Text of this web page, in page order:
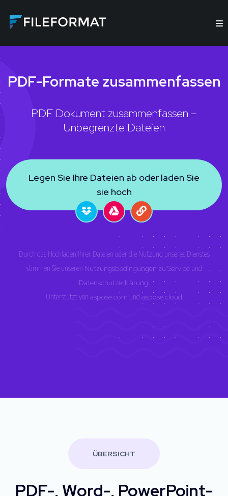
PDF-Formate zusammenfassen
PDF Dokument zusammenfassen –
Unbegrenzte Dateien
Legen Sie Ihre Dateien ab oder laden Sie
sie hoch
Durch das Hochladen Ihrer Dateien oder die Nutzung unseres Dienstes
stimmen Sie unseren Nutzungsbedingungen zu Serviceund
Datenschutzerklärung
Unterstützt von aspose.com und aspose.cloud
ÜBERSICHT
PDF-, Word-, PowerPoint-